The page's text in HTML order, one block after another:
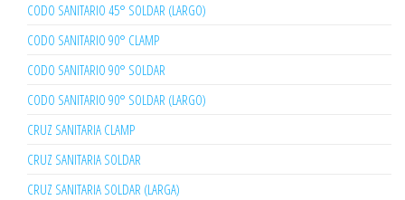
CODO SANITARIO 45° SOLDAR (LARGO)
CODO SANITARIO 90° CLAMP
CODO SANITARIO 90° SOLDAR
CODO SANITARIO 90° SOLDAR (LARGO)
CRUZ SANITARIA CLAMP
CRUZ SANITARIA SOLDAR
CRUZ SANITARIA SOLDAR (LARGA)